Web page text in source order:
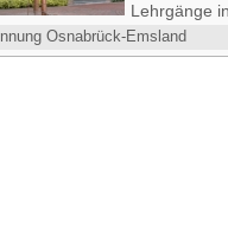
Lehrgänge
Innung Osnabrück-Emsland